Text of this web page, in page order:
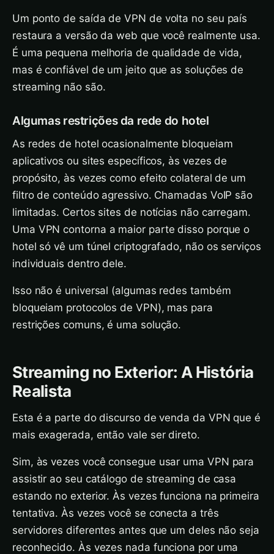
Um ponto de saída de VPN de volta no seu país
restaura a versão da web que você realmente usa.
É uma pequena melhoria de qualidade de vida,
mas é confiável de um jeito que as soluções de
streaming não são.
Algumas restrições da rede do hotel
As redes de hotel ocasionalmente bloqueiam
aplicativos ou sites específicos, às vezes de
propósito, às vezes como efeito colateral de um
filtro de conteúdo agressivo. Chamadas VoIP são
limitadas. Certos sites de notícias não carregam.
Uma VPN contorna a maior parte disso porque o
hotel só vê um túnel criptografado, não os serviços
individuais dentro dele.
Isso não é universal (algumas redes também
bloqueiam protocolos de VPN), mas para
restrições comuns, é uma solução.
Streaming no Exterior: A História
Realista
Esta é a parte do discurso de venda da VPN que é
mais exagerada, então vale ser direto.
Sim, às vezes você consegue usar uma VPN para
assistir ao seu catálogo de streaming de casa
estando no exterior. Às vezes funciona na primeira
tentativa. Às vezes você se conecta a três
servidores diferentes antes que um deles não seja
reconhecido. Às vezes nada funciona por uma